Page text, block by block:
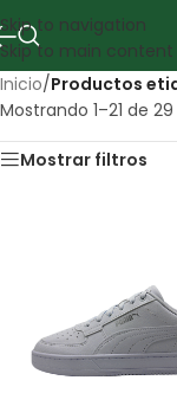
Skip to navigation
Skip to main content
Inicio/Productos
Mostrando 1–21 de
Mostrar filtros